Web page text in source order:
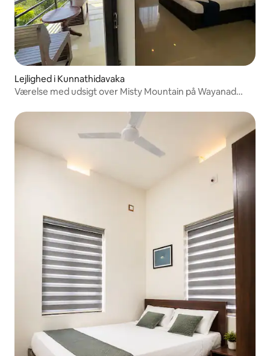
Lejlighed i Kunnathidavaka
Værelse med udsigt over Misty Mountain på Wayanad